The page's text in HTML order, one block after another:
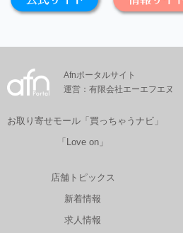
Afnポータルサイト
運営：有限会社エーエフエヌ
お取り寄せモール「買っちゃうナビ」
「Love on」
店舗トピックス
新着情報
求人情報